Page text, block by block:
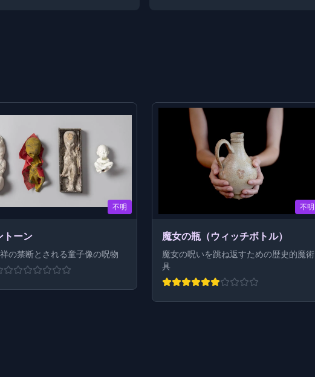
不明
トーン
の禁断とされる童子像の呪物
不明
魔女の瓶（ウィッチボトル）
魔女の呪いを跳ね返すための歴史的魔術
具